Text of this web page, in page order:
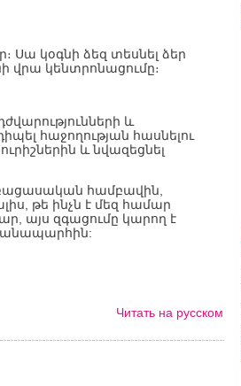
Սա կօգնի ձեզ տեսնել ձեր
վրա կենտրոնացումը։
և
հաջողության հասնելու
և նվազեցնել
համբավին,
թե ինչն է մեզ համար
այս զգացումը կարող է
Читать на русском